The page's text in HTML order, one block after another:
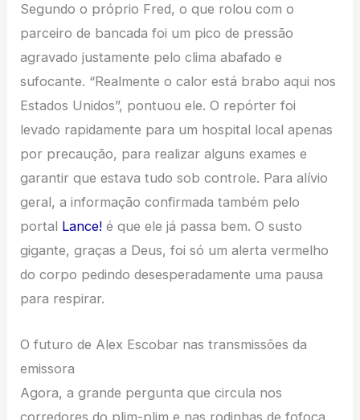
Segundo o próprio Fred, o que rolou com o
parceiro de bancada foi um pico de pressão
agravado justamente pelo clima abafado e
sufocante. “Realmente o calor está brabo aqui nos
Estados Unidos”, pontuou ele. O repórter foi
levado rapidamente para um hospital local apenas
por precaução, para realizar alguns exames e
garantir que estava tudo sob controle. Para alívio
geral, a informação confirmada também pelo
portal Lance! é que ele já passa bem. O susto
gigante, graças a Deus, foi só um alerta vermelho
do corpo pedindo desesperadamente uma pausa
para respirar.
O futuro de Alex Escobar nas transmissões da
emissora
Agora, a grande pergunta que circula nos
corredores do plim-plim e nas rodinhas de fofoca